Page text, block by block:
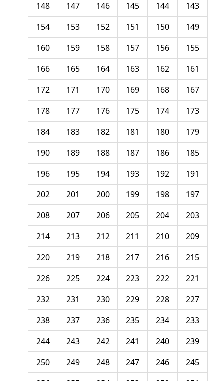
143
144
145
146
147
148
149
150
151
152
153
154
155
156
157
158
159
160
161
162
163
164
165
166
167
168
169
170
171
172
173
174
175
176
177
178
179
180
181
182
183
184
185
186
187
188
189
190
191
192
193
194
195
196
197
198
199
200
201
202
203
204
205
206
207
208
209
210
211
212
213
214
215
216
217
218
219
220
221
222
223
224
225
226
227
228
229
230
231
232
233
234
235
236
237
238
239
240
241
242
243
244
245
246
247
248
249
250